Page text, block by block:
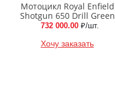
Мотоцикл Royal Enfield
Shotgun 650 Drill Green
732 000.00 ₽/шт.
Хочу заказать